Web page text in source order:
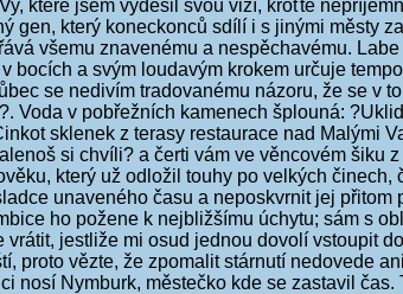
které jsem vyděsil svou vizí, kroťte
gen, který koneckonců sdílí i s jinými městy
všemu znavenému a nespěchavému.
bocích a svým loudavým krokem určuje
se nedivím tradovanému názoru, že se v
Voda v pobřežních kamenech šplouná:
sklenek z terasy restaurace nad
si chvíli? a čerti vám ve věncovém
který už odložil touhy po velkých
unaveného času a neposkvrnit jej
ho požene k nejbližšímu úchytu; sám s
jestliže mi osud jednou dovolí vstoupit
proto vězte, že zpomalit stárnutí nedovede
nosí Nymburk, městečko kde se zastavil